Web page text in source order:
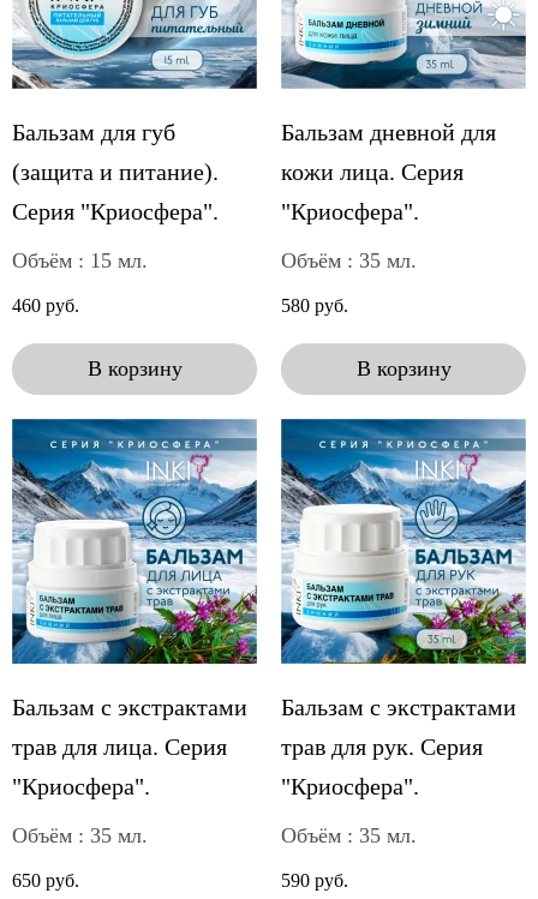
Бальзам для губ
(защита и питание).
Серия "Криосфера".
Объём : 15 мл.
460 руб.
В корзину
Бальзам дневной для
кожи лица. Серия
"Криосфера".
Объём : 35 мл.
580 руб.
В корзину
Бальзам с экстрактами
трав для лица. Серия
"Криосфера".
Объём : 35 мл.
650 руб.
Бальзам с экстрактами
трав для рук. Серия
"Криосфера".
Объём : 35 мл.
590 руб.